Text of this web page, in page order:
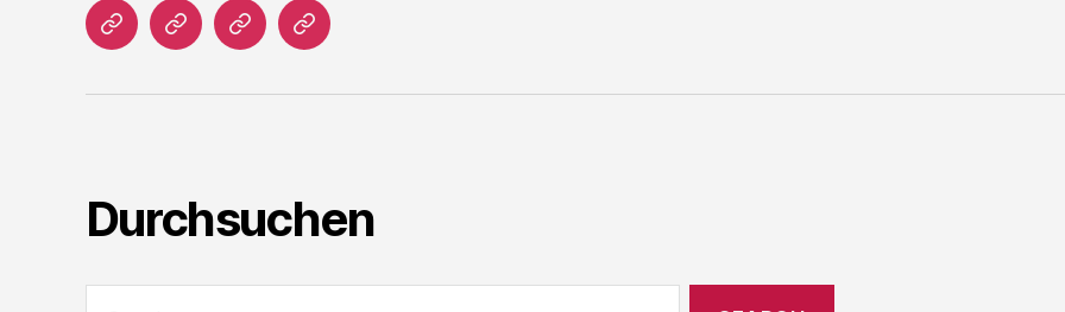
Home LiteraturProsa Impressum
Durchsuchen